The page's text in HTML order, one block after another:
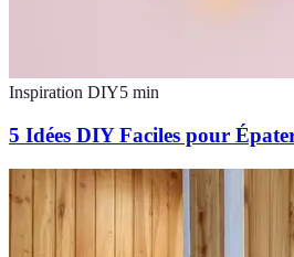
Inspiration DIY5 min
5 Idées DIY Faciles pour